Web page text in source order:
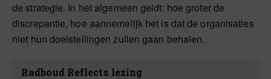
de strategie. In het algemeen geldt: hoe groter de
discrepantie, hoe aannemelijk het is dat de organisaties
niet hun doelstellingen zullen gaan behalen.
Radboud Reflects lezing